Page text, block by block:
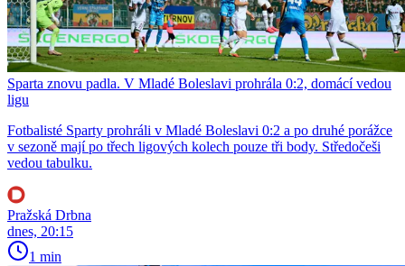
Sparta znovu padla. V Mladé Boleslavi prohrála 0:2, domácí vedou
ligu
Fotbalisté Sparty prohráli v Mladé Boleslavi 0:2 a po druhé porážce
v sezoně mají po třech ligových kolech pouze tři body. Středočeši
vedou tabulku.
Pražská Drbna
dnes, 20:15
1 min